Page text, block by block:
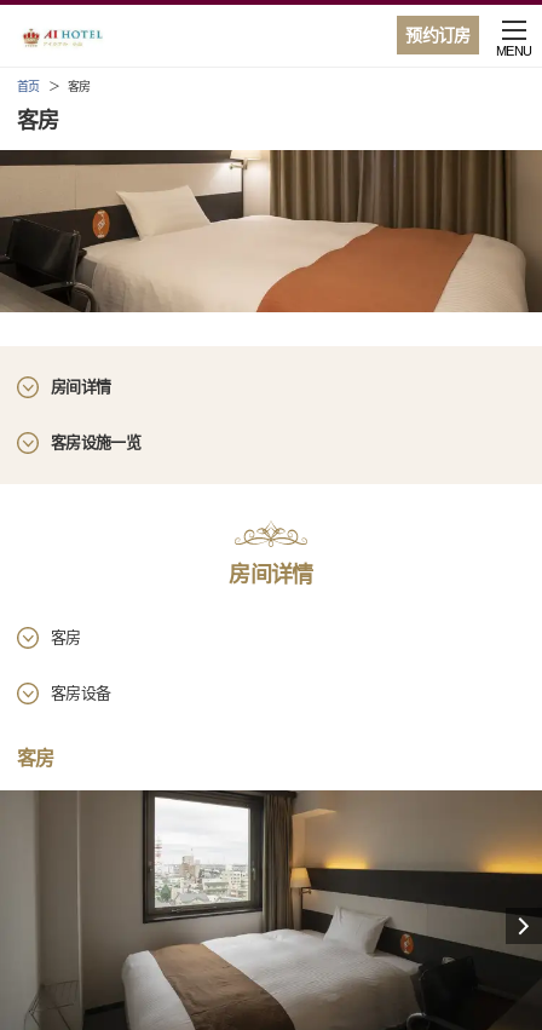
预约订房
MENU
首页 客房
客房
房间详情
客房设施一览
房间详情
客房
客房设备
客房